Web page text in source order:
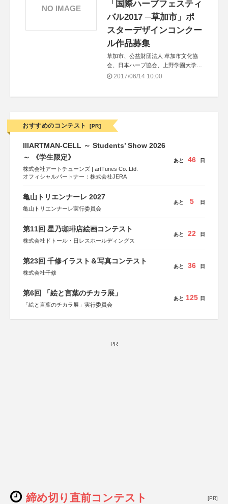
「国際ハープフェスティ
バル2017 ─草加市」ポ
スターデザインコンクー
ル作品募集
草加市、公益財団法人 草加市文化協
会、日本ハープ協会、上野学園大学・
同短期大学部
2017/06/14 10:00
NO IMAGE
おすすめのコンテスト [PR]
IIIARTMAN-CELL ～ Students’ Show 2026
～ 《学生限定》
株式会社アートチューンズ | artTunes Co.,Ltd.
オフィシャルパートナー：株式会社JERA
あと 46 日
亀山トリエンナーレ 2027
亀山トリエンナーレ実行委員会
あと 5 日
第11回 星乃珈琲店絵画コンテスト
株式会社ドトール・日レスホールディングス
あと 22 日
第23回 千修イラスト＆写真コンテスト
株式会社千修
あと 36 日
第6回 「絵と言葉のチカラ展」
「絵と言葉のチカラ展」実行委員会
あと 125 日
PR
締め切り直前コンテスト [PR]